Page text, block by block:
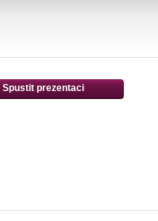
Spustit prezentaci